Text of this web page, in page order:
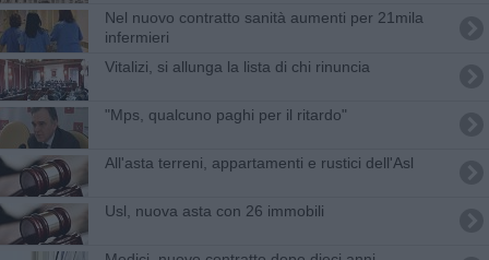
Nel nuovo contratto sanità aumenti per 21mila
infermieri
Vitalizi, si allunga la lista di chi rinuncia
"Mps, qualcuno paghi per il ritardo"
All'asta terreni, appartamenti e rustici dell'Asl
Usl, nuova asta con 26 immobili